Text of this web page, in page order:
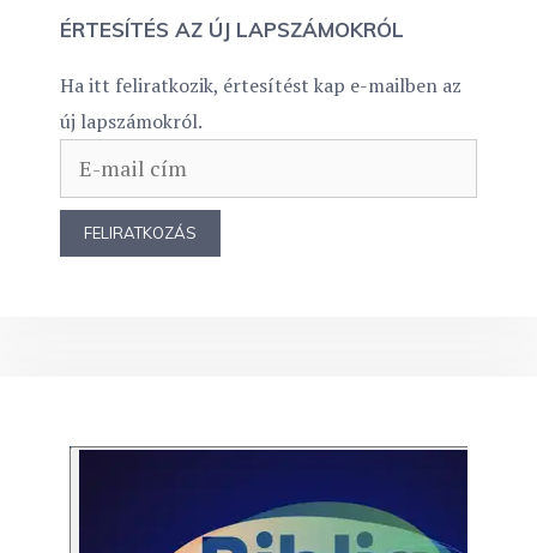
ÉRTESÍTÉS AZ ÚJ LAPSZÁMOKRÓL
Ha itt feliratkozik, értesítést kap e-mailben az
új lapszámokról.